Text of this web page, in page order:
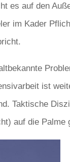
es auf den
im Kader
ist
Taktische
auf die Palme